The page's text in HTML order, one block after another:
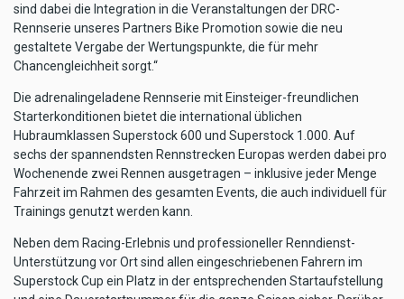
sind dabei die Integration in die Veranstaltungen der DRC-
Rennserie unseres Partners Bike Promotion sowie die neu
gestaltete Vergabe der Wertungspunkte, die für mehr
Chancengleichheit sorgt.“
Die adrenalingeladene Rennserie mit Einsteiger-freundlichen
Starterkonditionen bietet die international üblichen
Hubraumklassen Superstock 600 und Superstock 1.000. Auf
sechs der spannendsten Rennstrecken Europas werden dabei pro
Wochenende zwei Rennen ausgetragen – inklusive jeder Menge
Fahrzeit im Rahmen des gesamten Events, die auch individuell für
Trainings genutzt werden kann.
Neben dem Racing-Erlebnis und professioneller Renndienst-
Unterstützung vor Ort sind allen eingeschriebenen Fahrern im
Superstock Cup ein Platz in der entsprechenden Startaufstellung